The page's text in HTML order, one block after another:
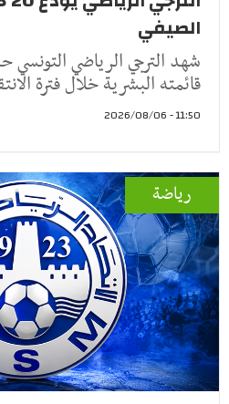
الصيفي
شهد الترجي الرياضي
قائمته البشرية خلال فترة
11:50 - 2026/08/06
رياضة